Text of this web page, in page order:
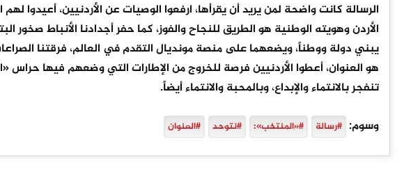
‏الرسالة كانت واضحة لمن يريد أن يقرأها، ارفعوا الوصيات عن الأردنيين،
الأردن وهويته الوطنية هو الطريق للنجاح والفوز، كما حفر أجدادنا الأنباط صخور
يبني دولة ووطناً، ويضعهما على منصة مونديال التقدم في العالم، فرقتنا
هو العنوان، أعطوا الأردنيين فرصة للخروج من الإطارات التي وضعهم فيها
تنفجر بالانتماء والإبداع، وبالمحبة والانتماء أيضاً.
وسوم: #رسالة #«المنتخب»: #نتوحد #العنوان